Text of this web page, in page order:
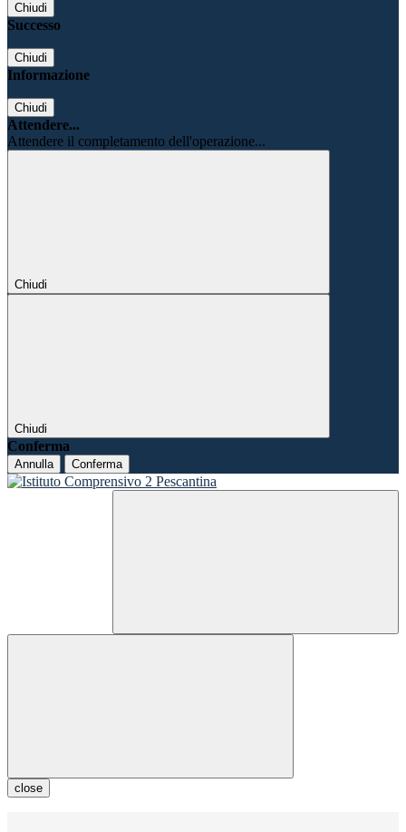
Chiudi
Successo
Chiudi
Informazione
Chiudi
Attendere...
Attendere il completamento dell'operazione...
Chiudi
Chiudi
Conferma
Annulla Conferma
close